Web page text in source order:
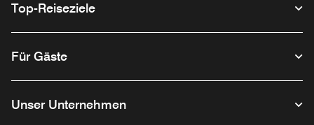
Top-Reiseziele
Für Gäste
Unser Unternehmen